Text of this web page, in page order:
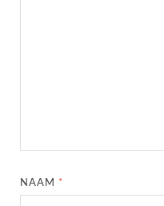
NAAM *